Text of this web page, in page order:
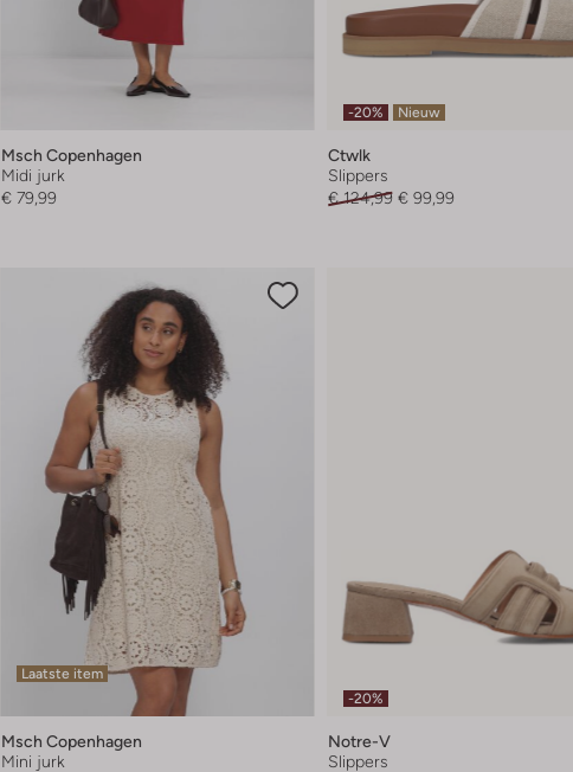
Msch Copenhagen
Midi jurk
€ 79,99
-20% Nieuw
Ctwlk
Slippers
€ 124,99 € 99,99
Laatste item
Msch Copenhagen
Mini jurk
-20%
Notre-V
Slippers